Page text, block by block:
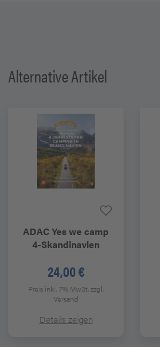
Alternative Artikel
ADACYes we camp
4-Skandinavien
24,00 €
Preis inkl. 7% MwSt.zzgl.
Versand
Details zeigen